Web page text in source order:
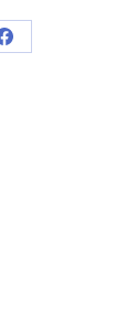
Share